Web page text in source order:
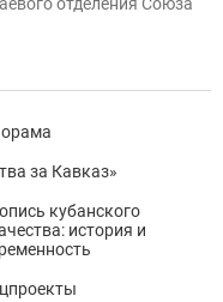
отделения Союза
за Кавказ»
кубанского
история и